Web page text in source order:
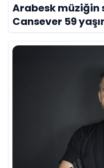
Arabesk müziğin
Cansever 59